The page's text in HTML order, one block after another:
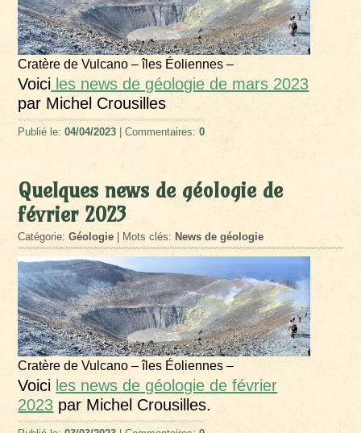
Cratère de Vulcano – îles Éoliennes –
Voici les news de géologie de mars 2023
par Michel Crousilles
Publié le:04/04/2023 | Commentaires:0
Quelques news de géologie de
février 2023
Catégorie:Géologie | Mots clés:News de géologie
Cratère de Vulcano – îles Éoliennes –
Voici les news de géologie de février
2023 par Michel Crousilles.